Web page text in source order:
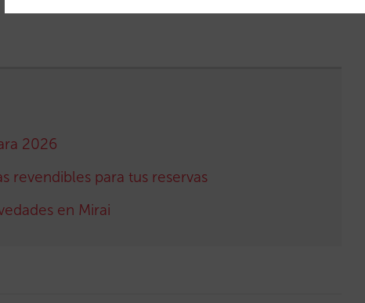
2026
revendibles para tus reservas
en Mirai